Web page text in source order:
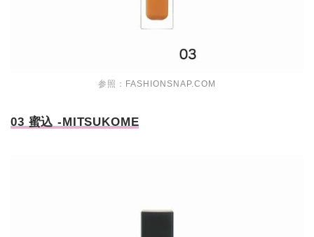
参照： FASHIONSNAP.COM
03 蜜込 -MITSUKOME